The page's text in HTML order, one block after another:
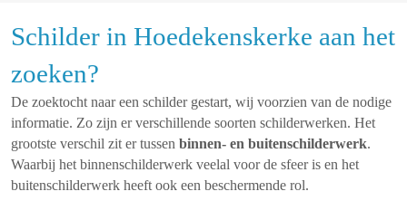
Schilder in Hoedekenskerke aan het
zoeken?
De zoektocht naar een schilder gestart, wij voorzien van de nodige
informatie. Zo zijn er verschillende soorten schilderwerken. Het
grootste verschil zit er tussen binnen- en buitenschilderwerk.
Waarbij het binnenschilderwerk veelal voor de sfeer is en het
buitenschilderwerk heeft ook een beschermende rol.